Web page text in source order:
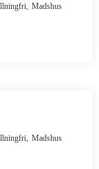
, Madshus
, Madshus